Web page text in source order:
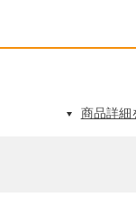
商品詳細